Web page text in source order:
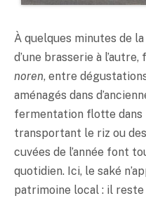
À quelques minutes de
d’une brasserie à
noren, entre
aménagés dans
fermentation flotte dans
transportant le riz ou
cuvées de l’année font
quotidien. Ici, le saké
patrimoine local : il